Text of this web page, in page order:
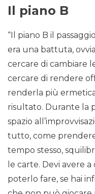
Il piano B
“Il piano B il
era una battuta,
cercare di cambiare
cercare di rendere
renderla più
risultato. Durante la
spazio
tutto, come
tempo stesso,
le carte. Devi avere
poterlo fare, se hai